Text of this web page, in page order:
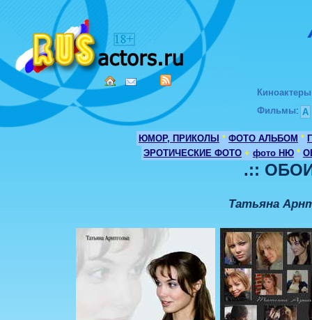
Киноактеры
Фильмы: А
ЮМОР, ПРИКОЛЫ * ФОТО АЛЬБОМ *
ЭРОТИЧЕСКИЕ ФОТО + фото НЮ *
.::
Татьяна